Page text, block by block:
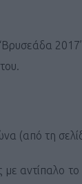
(από τη
αντίπαλο